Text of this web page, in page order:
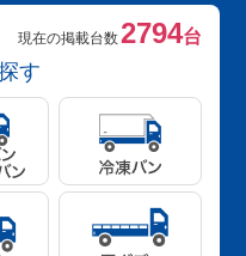
現在の掲載台数2794台
す